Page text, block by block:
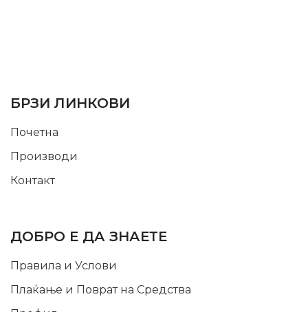
БРЗИ ЛИНКОВИ
Почетна
Производи
Контакт
ДОБРО Е ДА ЗНАЕТЕ
Правила и Услови
Плаќање и Поврат на Средства